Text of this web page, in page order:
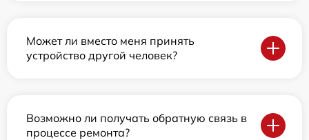
Может ли вместо меня принять
устройство другой человек?
Возможно ли получать обратную связь в
процессе ремонта?